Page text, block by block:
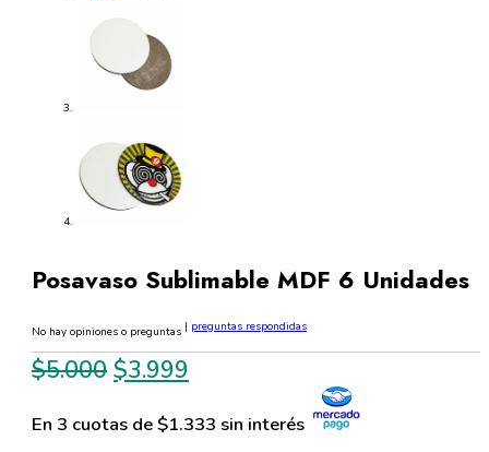
Posavaso Sublimable MDF 6 Unidades
No hay opiniones o preguntas | preguntas respondidas
$5.000 El
original
$3.999
actual
En 3 cuotas de $1.333 sin interés